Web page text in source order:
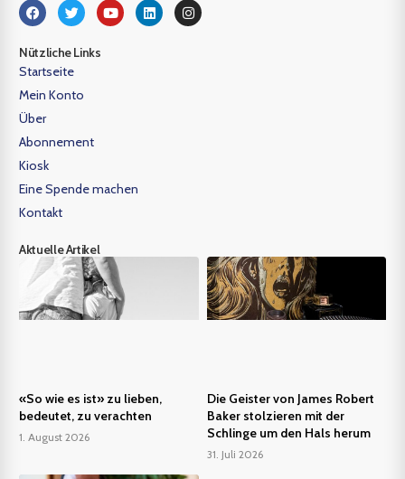
Nützliche Links
Startseite
Mein Konto
Über
Abonnement
Kiosk
Eine Spende machen
Kontakt
Aktuelle Artikel
«So wie es ist» zu lieben,
bedeutet, zu verachten
1. August 2026
Die Geister von James Robert
Baker stolzieren mit der
Schlinge um den Hals herum
31. Juli 2026